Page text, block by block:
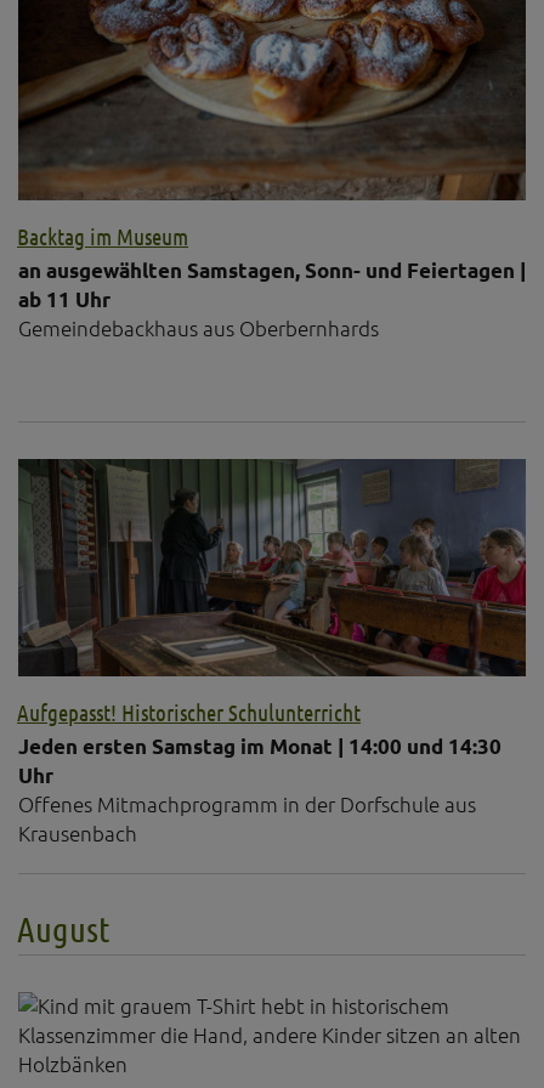
Backtag im Museum
an ausgewählten Samstagen, Sonn- und Feiertagen |
ab 11 Uhr
Gemeindebackhaus aus Oberbernhards
Aufgepasst! Historischer Schulunterricht
Jeden ersten Samstag im Monat | 14:00 und 14:30
Uhr
Offenes Mitmachprogramm in der Dorfschule aus
Krausenbach
August